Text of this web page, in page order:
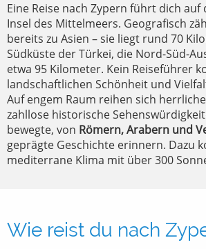
Eine Reise nach Zypern führt dich
Insel des Mittelmeers. Geografisch
bereits zu Asien – sie liegt rund 70
Südküste der Türkei, die Nord-Süd-
etwa 95 Kilometer. Kein Reiseführer
landschaftlichen Schönheit und
Auf engem Raum reihen sich herrliche
zahllose historische
bewegte, von Römern, Arabern und
geprägte Geschichte erinnern. Dazu
mediterrane Klima mit über 300
Wie reist du nach